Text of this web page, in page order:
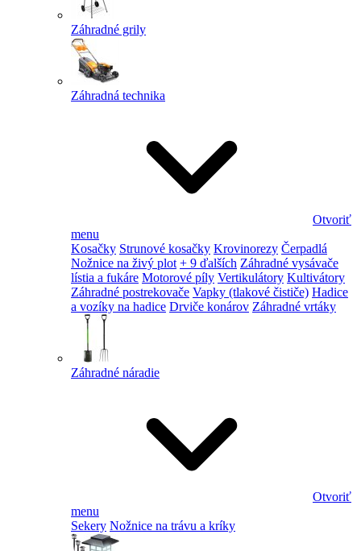
Záhradné grily
Záhradná technika
Otvoriť
menu
Kosačky Strunové kosačky Krovinorezy Čerpadlá
Nožnice na živý plot + 9 ďalších Záhradné vysávače
lístia a fukáre Motorové píly Vertikulátory Kultivátory
Záhradné postrekovače Vapky (tlakové čističe) Hadice
a vozíky na hadice Drviče konárov Záhradné vrtáky
Záhradné náradie
Otvoriť
menu
Sekery Nožnice na trávu a kríky